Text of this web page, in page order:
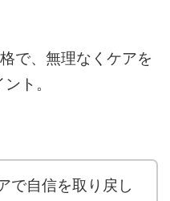
で、無理なくケアを
ト。
で自信を取り戻し